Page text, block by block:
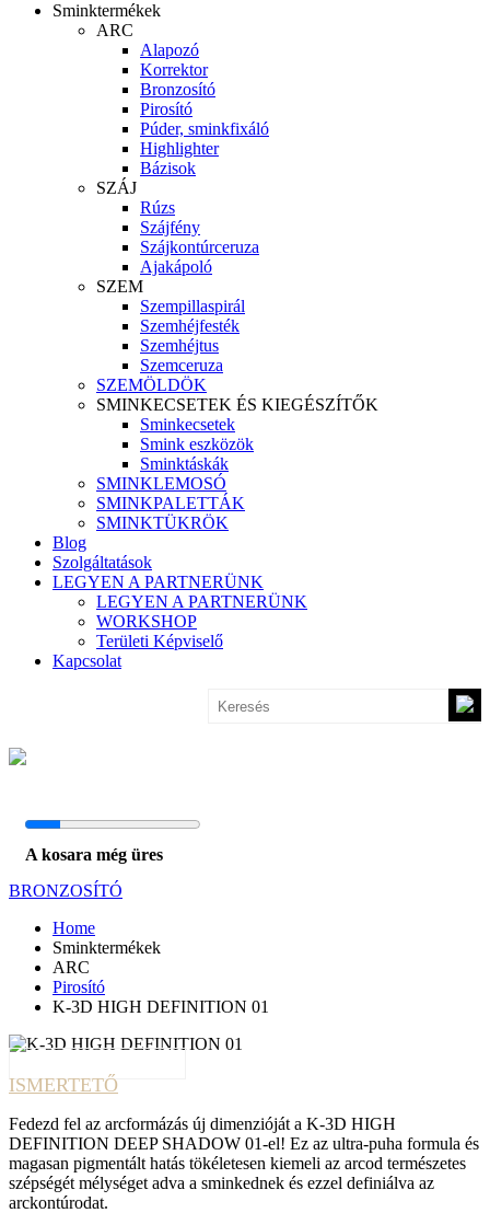
Sminktermékek
ARC
Alapozó
Korrektor
Bronzosító
Pirosító
Púder, sminkfixáló
Highlighter
Bázisok
SZÁJ
Rúzs
Szájfény
Szájkontúrceruza
Ajakápoló
SZEM
Szempillaspirál
Szemhéjfesték
Szemhéjtus
Szemceruza
SZEMÖLDÖK
SMINKECSETEK ÉS KIEGÉSZÍTŐK
Sminkecsetek
Smink eszközök
Sminktáskák
SMINKLEMOSÓ
SMINKPALETTÁK
SMINKTÜKRÖK
Blog
Szolgáltatások
LEGYEN A PARTNERÜNK
LEGYEN A PARTNERÜNK
WORKSHOP
Területi Képviselő
Kapcsolat
A kosara még üres
BRONZOSÍTÓ
Home
Sminktermékek
ARC
Pirosító
K-3D HIGH DEFINITION 01
ISMERTETŐ
Fedezd fel az arcformázás új dimenzióját a K-3D HIGH
DEFINITION DEEP SHADOW 01-el! Ez az ultra-puha formula és
magasan pigmentált hatás tökéletesen kiemeli az arcod természetes
szépségét mélységet adva a sminkednek és ezzel definiálva az
arckontúrodat.